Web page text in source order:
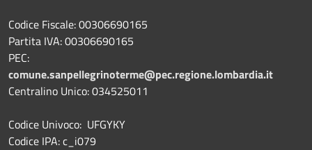
Codice Fiscale: 00306690165
Partita IVA: 00306690165
PEC:
comune.sanpellegrinoterme@pec.regione.lombardia.it
Centralino Unico: 034525011
Codice Univoco: UFGYKY
Codice IPA: c_i079